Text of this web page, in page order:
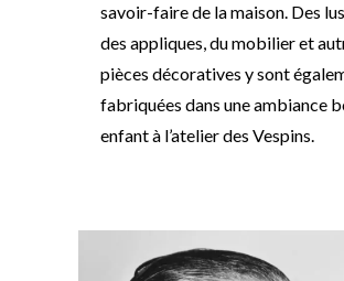
savoir-faire de la maison. Des
des appliques, du mobilier et
pièces décoratives y sont
fabriquées dans une ambiance
enfant à l’atelier des Vespins.